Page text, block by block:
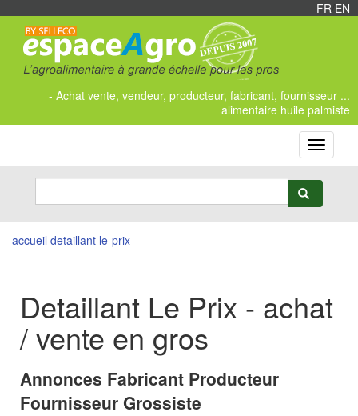
FR EN
- Achat vente, vendeur, producteur, fabricant, fournisseur ...
alimentaire huile palmiste
Toggle
accueil detaillant le-prix
Detaillant Le Prix - achat
/ vente en gros
Annonces Fabricant Producteur
Fournisseur Grossiste